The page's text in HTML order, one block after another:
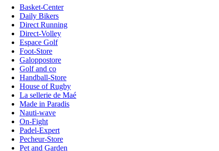
Basket-Center
Daily Bikers
Direct Running
Direct-Volley
Espace Golf
Foot-Store
Galoppostore
Golf and co
Handball-Store
House of Rugby
La sellerie de Maé
Made in Paradis
Nauti-wave
On-Fight
Padel-Expert
Pecheur-Store
Pet and Garden